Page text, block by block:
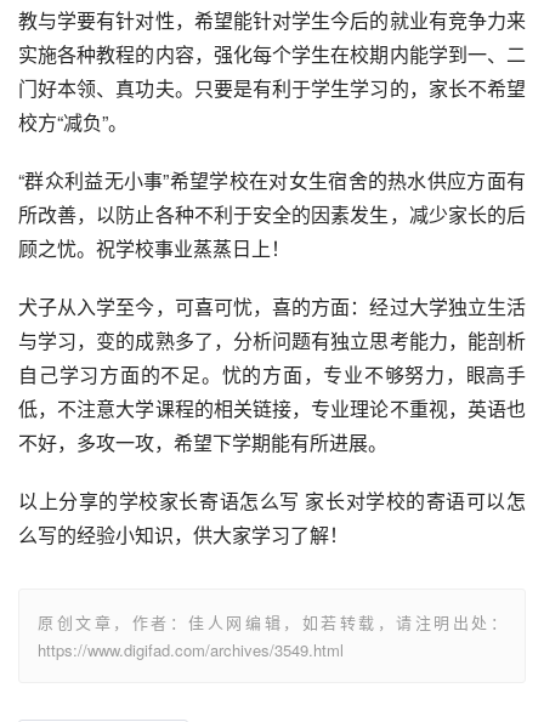
教与学要有针对性，希望能针对学生今后的就业有竞争力来
实施各种教程的内容，强化每个学生在校期内能学到一、二
门好本领、真功夫。只要是有利于学生学习的，家长不希望
校方“减负”。
“群众利益无小事”希望学校在对女生宿舍的热水供应方面有
所改善，以防止各种不利于安全的因素发生，减少家长的后
顾之忧。祝学校事业蒸蒸日上！
犬子从入学至今，可喜可忧，喜的方面：经过大学独立生活
与学习，变的成熟多了，分析问题有独立思考能力，能剖析
自己学习方面的不足。忧的方面，专业不够努力，眼高手
低，不注意大学课程的相关链接，专业理论不重视，英语也
不好，多攻一攻，希望下学期能有所进展。
以上分享的学校家长寄语怎么写 家长对学校的寄语可以怎
么写的经验小知识，供大家学习了解！
原创文章，作者：佳人网编辑，如若转载，请注明出处：
https://www.digifad.com/archives/3549.html